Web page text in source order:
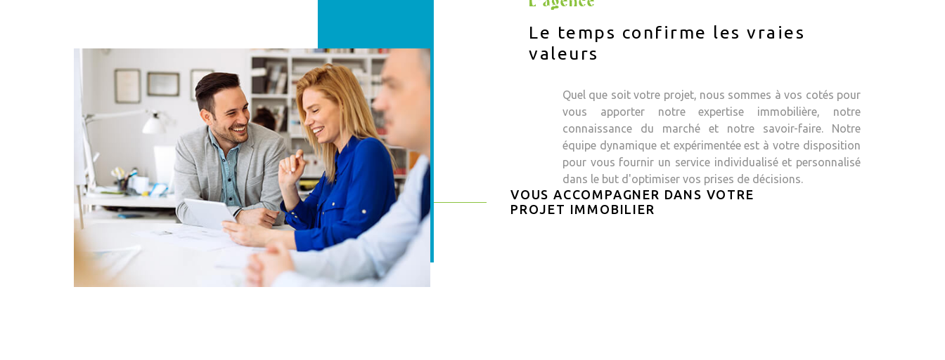
Le temps confirme les vraies
valeurs
Quel que soit votre projet, nous sommes à vos cotés pour
vous apporter notre expertise immobilière, notre
connaissance du marché et notre savoir-faire. Notre
équipe dynamique et expérimentée est à votre disposition
pour vous fournir un service individualisé et personnalisé
dans le but d'optimiser vos prises de décisions.
VOUS ACCOMPAGNER DANS VOTRE
PROJET IMMOBILIER